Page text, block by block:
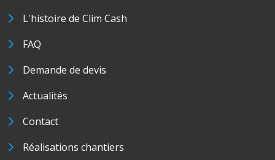
L'histoire de Clim Cash
FAQ
Demande de devis
Actualités
Contact
Réalisations chantiers